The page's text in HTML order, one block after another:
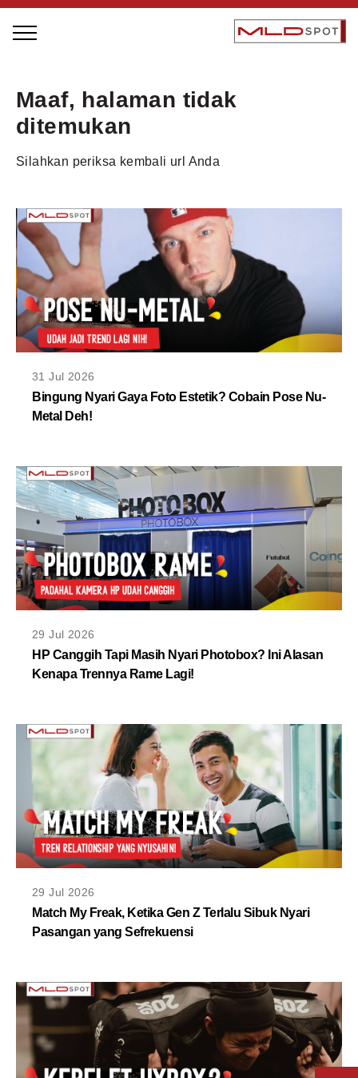
LOCAL GREATNESS
INSPIRING PRODUCTS
INSPIRING COMMUNITIES
TRENDING
EVENTS
MLDPODCAST
VIDEOS
MLDPOINTS
Maaf, halaman tidak
ditemukan
Silahkan periksa kembali url Anda
31 Jul 2026
Bingung Nyari Gaya Foto Estetik? Cobain Pose Nu-
Metal Deh!
29 Jul 2026
HP Canggih Tapi Masih Nyari Photobox? Ini Alasan
Kenapa Trennya Rame Lagi!
29 Jul 2026
Match My Freak, Ketika Gen Z Terlalu Sibuk Nyari
Pasangan yang Sefrekuensi